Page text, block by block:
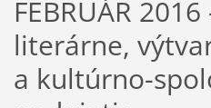
FEBRUÁR
literárne,
a kultúrno-